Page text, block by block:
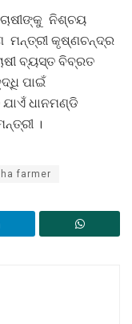
ନିଶ୍ଚୟ
ମନ୍ତ୍ରୀ କୃଷ୍ଣଚନ୍ଦ୍ର
ବ୍ୟସ୍ତ ବିବ୍ରତ
ପାଇଁ
ଯାଏଁ ଧାନମଣ୍ଡି
।
farmer